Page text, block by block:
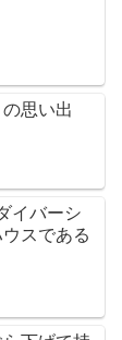
思い出
イバーシ
スである